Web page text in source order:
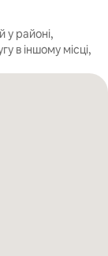
у районі,
в іншому місці,